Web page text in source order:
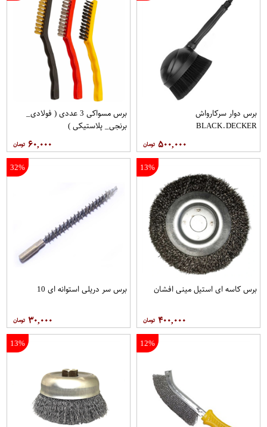
برس دوار سرکارواش
BLACK.DECKER
۵۰۰,۰۰۰
برس مسواکی 3 عددی ( فولادی_
برنجی_ پلاستیکی )
۶۰,۰۰۰
13%
برس کاسه ای استیل مینی افشان
۴۰۰,۰۰۰
32%
برس سر دریلی استوانه ای 10
۳۰,۰۰۰
12%
13%